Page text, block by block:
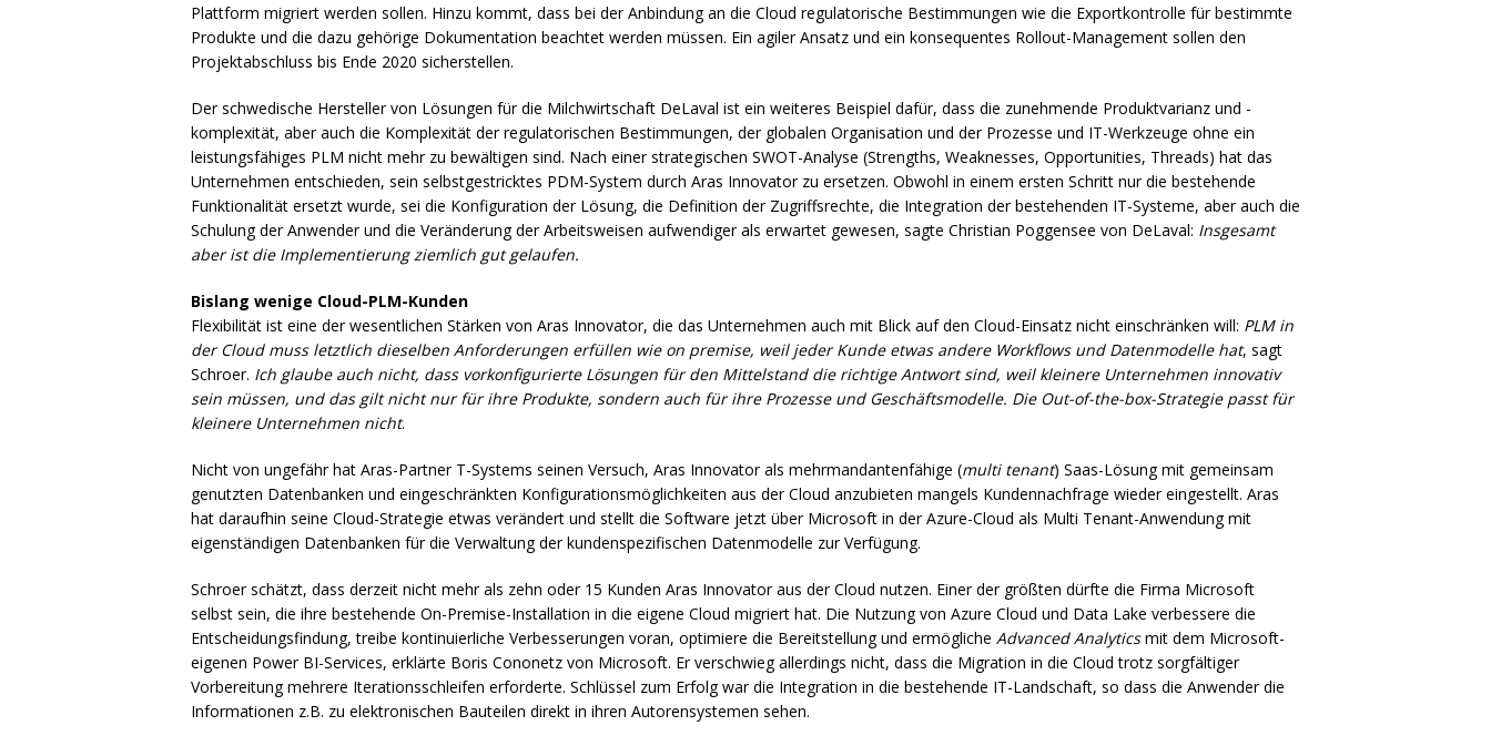
Plattform migriert werden sollen. Hinzu kommt, dass bei der Anbindung an die Cloud regulatorische Bestimmungen wie die Exportkontrolle für bestimmte
Produkte und die dazu gehörige Dokumentation beachtet werden müssen. Ein agiler Ansatz und ein konsequentes Rollout-Management sollen den
Projektabschluss bis Ende 2020 sicherstellen.
Der schwedische Hersteller von Lösungen für die Milchwirtschaft DeLaval ist ein weiteres Beispiel dafür, dass die zunehmende Produktvarianz und -
komplexität, aber auch die Komplexität der regulatorischen Bestimmungen, der globalen Organisation und der Prozesse und IT-Werkzeuge ohne ein
leistungsfähiges PLM nicht mehr zu bewältigen sind. Nach einer strategischen SWOT-Analyse (Strengths, Weaknesses, Opportunities, Threads) hat das
Unternehmen entschieden, sein selbstgestricktes PDM-System durch Aras Innovator zu ersetzen. Obwohl in einem ersten Schritt nur die bestehende
Funktionalität ersetzt wurde, sei die Konfiguration der Lösung, die Definition der Zugriffsrechte, die Integration der bestehenden IT-Systeme, aber auch die
Schulung der Anwender und die Veränderung der Arbeitsweisen aufwendiger als erwartet gewesen, sagte Christian Poggensee von DeLaval: Insgesamt
aber ist die Implementierung ziemlich gut gelaufen.
Bislang wenige Cloud-PLM-Kunden
Flexibilität ist eine der wesentlichen Stärken von Aras Innovator, die das Unternehmen auch mit Blick auf den Cloud-Einsatz nicht einschränken will: PLMin
der Cloud muss letztlich dieselben Anforderungen erfüllen wie on premise, weil jeder Kunde etwas andere Workflows und Datenmodelle hat, sagt
Schroer. Ich glaube auch nicht, dass vorkonfigurierte Lösungen für den Mittelstand die richtige Antwort sind, weil kleinere Unternehmen innovativ
sein müssen, und das gilt nicht nur für ihre Produkte, sondern auch für ihre Prozesse und Geschäftsmodelle. Die Out-of-the-box-Strategie passt für
kleinere Unternehmen nicht.
Nicht von ungefähr hat Aras-Partner T-Systems seinen Versuch, Aras Innovator als mehrmandantenfähige (multi tenant) Saas-Lösung mit gemeinsam
genutzten Datenbanken und eingeschränkten Konfigurationsmöglichkeiten aus der Cloud anzubieten mangels Kundennachfrage wieder eingestellt. Aras
hat daraufhin seine Cloud-Strategie etwas verändert und stellt die Software jetzt über Microsoft in der Azure-Cloud als Multi Tenant-Anwendung mit
eigenständigen Datenbanken für die Verwaltung der kundenspezifischen Datenmodelle zur Verfügung.
Schroer schätzt, dass derzeit nicht mehr als zehn oder 15 Kunden Aras Innovator aus der Cloud nutzen. Einer der größten dürfte die Firma Microsoft
selbst sein, die ihre bestehende On-Premise-Installation in die eigene Cloud migriert hat. Die Nutzung von Azure Cloud und Data Lake verbessere die
Entscheidungsfindung, treibe kontinuierliche Verbesserungen voran, optimiere die Bereitstellung und ermögliche Advanced Analyticsmit dem Microsoft-
eigenen Power BI-Services, erklärte Boris Cononetz von Microsoft. Er verschwieg allerdings nicht, dass die Migration in die Cloud trotz sorgfältiger
Vorbereitung mehrere Iterationsschleifen erforderte. Schlüssel zum Erfolg war die Integration in die bestehende IT-Landschaft, so dass die Anwender die
Informationen z.B. zu elektronischen Bauteilen direkt in ihren Autorensystemen sehen.